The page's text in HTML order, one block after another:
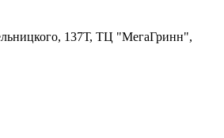
137Т, ТЦ "МегаГринн",